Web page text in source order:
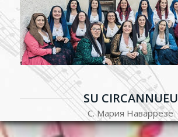
SU CIRCANNUEU
С. Мария Наваррезе